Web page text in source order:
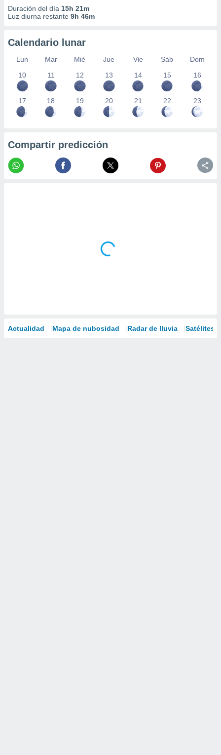
Duración del día 15h 21m
Luz diurna restante 9h 46m
Calendario lunar
Lun Mar Mié Jue Vie Sáb
Dom
10
11 12 13 14 15 16
17 18 19 20 21 22 23
Compartir predicción
Actualidad Mapa de nubosidad Radar de lluvia Satélites